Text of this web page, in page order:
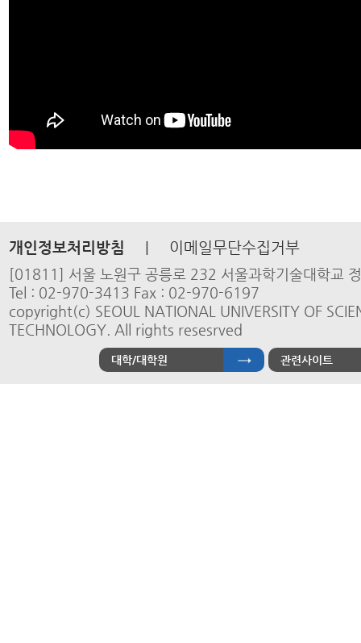
개인정보처리방침 이메일무단수집거부
[01811] 서울 노원구 공릉로 232 서울과학기술대학교
Tel : 02-970-3413 Fax : 02-970-6197
copyright(c) SEOUL NATIONAL UNIVERSITY OF
TECHNOLOGY. All rights resesrved
대학/대학원 관련사이트